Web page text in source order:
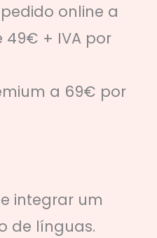
online a
49€ + IVA por
a 69€ por
integrar um
de línguas.